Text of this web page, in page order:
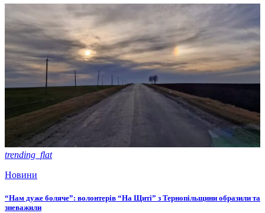
trending_flat
Новини
“Нам дуже боляче”: волонтерів “На Щиті” з Тернопільщини образили та
зневажили